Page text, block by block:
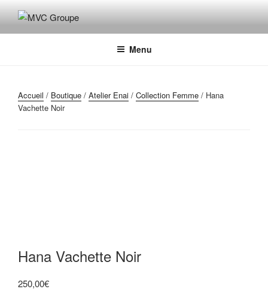
contenuMVC GROUPE
Maroquinerie – Valises – Chaussures
Menu
Accueil / Boutique / Atelier Enai / Collection Femme / Hana
Vachette Noir
Hana Vachette Noir
250,00€